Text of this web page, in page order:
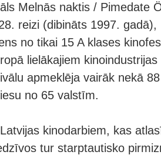
Melnās naktis / Pimedate
reizi (dibināts 1997.
no tikai 15 A klases
lielākajiem
apmeklēja vairāk nekā
no 65 valstīm.
kinodarbiem, kas
tur starptautisko